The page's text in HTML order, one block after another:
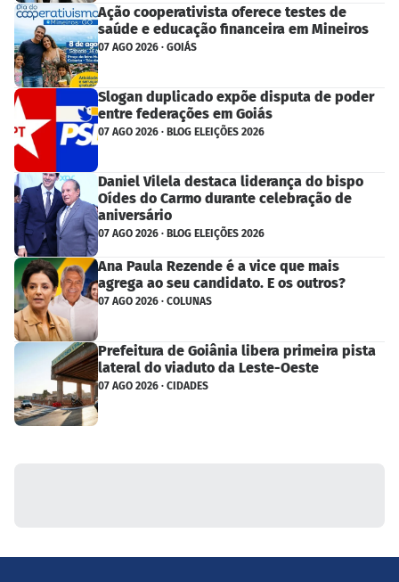
Ação cooperativista oferece testes de
saúde e educação financeira em Mineiros
07 AGO 2026 · GOIÁS
Slogan duplicado expõe disputa de poder
entre federações em Goiás
07 AGO 2026 · BLOG ELEIÇÕES 2026
Daniel Vilela destaca liderança do bispo
Oídes do Carmo durante celebração de
aniversário
07 AGO 2026 · BLOG ELEIÇÕES 2026
Ana Paula Rezende é a vice que mais
agrega ao seu candidato. E os outros?
07 AGO 2026 · COLUNAS
Prefeitura de Goiânia libera primeira pista
lateral do viaduto da Leste-Oeste
07 AGO 2026 · CIDADES